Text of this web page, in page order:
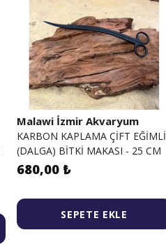
Malawi İzmir Akvaryum
KARBON KAPLAMA ÇİFT EĞİMLİ
(DALGA) BİTKİ MAKASI - 25 CM
680,00 ₺
SEPETE EKLE